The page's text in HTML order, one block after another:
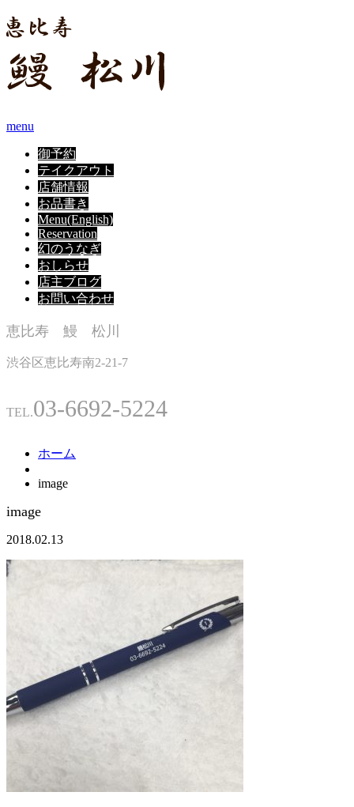
menu
御予約
テイクアウト
店舗情報
お品書き
Menu(English)
Reservation
幻のうなぎ
おしらせ
店主ブログ
お問い合わせ
恵比寿 鰻 松川
渋谷区恵比寿南2-21-7
TEL.03-6692-5224
ホーム
image
image
2018.02.13